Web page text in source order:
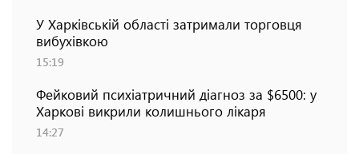
У Харківській області затримали торговця
вибухівкою
15:19
Фейковий психіатричний діагноз за $6500: у
Харкові викрили колишнього лікаря
14:27